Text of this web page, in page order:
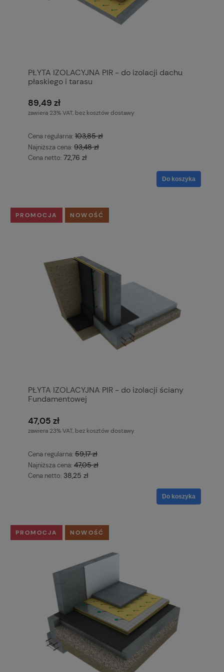
PŁYTA IZOLACYJNA PIR - do izolacji dachu
płaskiego i tarasu
89,49 zł
zawiera 23% VAT, bez kosztów dostawy
Cena regularna: 103,85 zł
Najniższa cena: 93,48 zł
Cena netto: 72,76 zł
Do koszyka
PŁYTA IZOLACYJNA PIR - do izolacji ściany
Fundamentowej
47,05 zł
zawiera 23% VAT, bez kosztów dostawy
Cena regularna: 59,17 zł
Najniższa cena: 47,05 zł
Cena netto: 38,25 zł
Do koszyka
PROMOCJA NOWOŚĆ
PROMOCJA NOWOŚĆ